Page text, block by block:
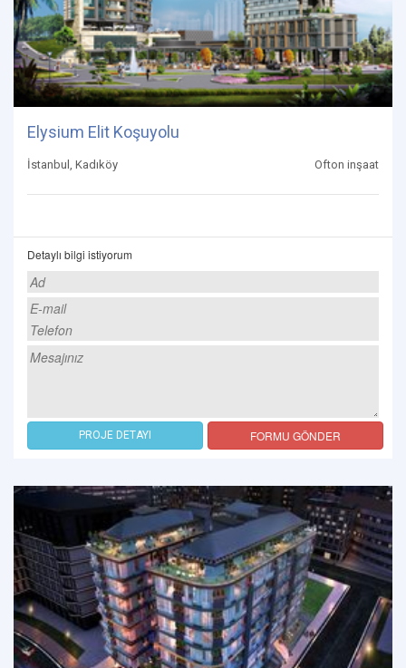
Elysium Elit Koşuyolu
İstanbul, Kadıköy Ofton inşaat
Detaylı bilgi istiyorum
PROJE DETAYI FORMU GÖNDER